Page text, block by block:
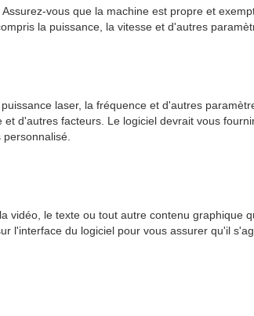
vous que la machine est propre et
la puissance, la vitesse et d'autres
laser, la fréquence et d'autres
d'autres facteurs. Le logiciel devrait vous
le texte ou tout autre contenu graphique
l'interface du logiciel pour vous assurer qu'il